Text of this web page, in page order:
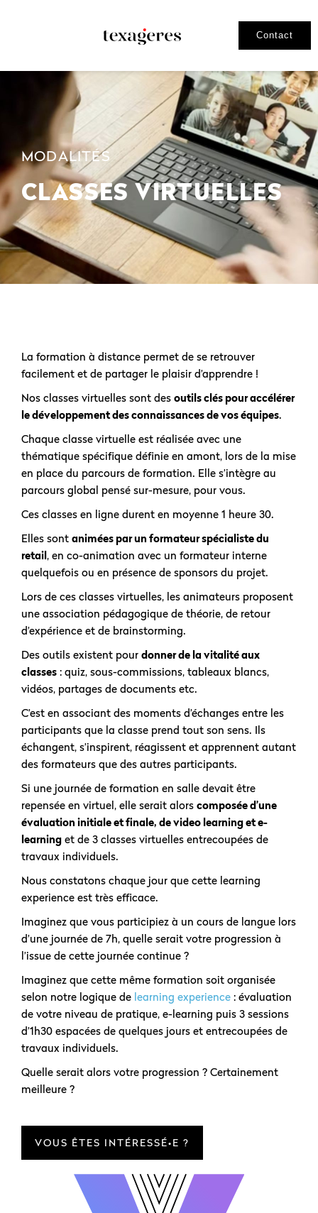
Contact
MODALITÉS
CLASSES VIRTUELLES
La formation à distance permet de se retrouver
facilement et de partager le plaisir d’apprendre !
Nos classes virtuelles sont des outils clés pour accélérer
le développement des connaissances de vos équipes.
Chaque classe virtuelle est réalisée avec une
thématique spécifique définie en amont, lors de la mise
en place du parcours de formation. Elle s’intègre au
parcours global pensé sur-mesure, pour vous.
Ces classes en ligne durent en moyenne 1 heure 30.
Elles sont animées par un formateur spécialiste du
retail, en co-animation avec un formateur interne
quelquefois ou en présence de sponsors du projet.
Lors de ces classes virtuelles, les animateurs proposent
une association pédagogique de théorie, de retour
d’expérience et de brainstorming.
Des outils existent pour donner de la vitalité aux
classes : quiz, sous-commissions, tableaux blancs,
vidéos, partages de documents etc.
C’est en associant des moments d’échanges entre les
participants que la classe prend tout son sens. Ils
échangent, s’inspirent, réagissent et apprennent autant
des formateurs que des autres participants.
Si une journée de formation en salle devait être
repensée en virtuel, elle serait alors composée d’une
évaluation initiale et finale, de video learning et e-
learning et de 3 classes virtuelles entrecoupées de
travaux individuels.
Nous constatons chaque jour que cette learning
experience est très efficace.
Imaginez que vous participiez à un cours de langue lors
d’une journée de 7h, quelle serait votre progression à
l’issue de cette journée continue ?
Imaginez que cette même formation soit organisée
selon notre logique de learning experience : évaluation
de votre niveau de pratique, e-learning puis 3 sessions
d’1h30 espacées de quelques jours et entrecoupées de
travaux individuels.
Quelle serait alors votre progression ? Certainement
meilleure ?
VOUS ÊTES INTÉRESSÉ•E ?